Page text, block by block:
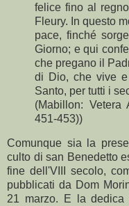
felice fino al
Fleury. In questo
pace, finché
Giorno; e qui
che pregano il
di Dio, che vive
Santo, per tutti i
(Mabillon: Vetera
451-453))
Comunque sia la
culto di san Benedetto
fine dell'VIII secolo,
pubblicati da Dom
21 marzo. E la